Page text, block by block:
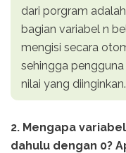
dari porgram
bagian variabel n
mengisi secara
sehingga
nilai yang diinginkan.
2. Mengapa
dahulu dengan 0?